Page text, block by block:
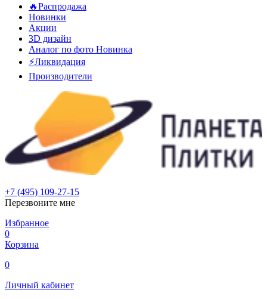
🔥Распродажа
Новинки
Акции
3D дизайн
Аналог по фото Новинка
⚡Ликвидация
Производители
+7 (495) 109-27-15
Перезвоните мне
Избранное
0
Корзина
0
Личный кабинет